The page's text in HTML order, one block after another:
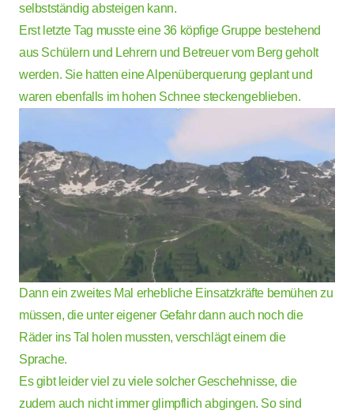
selbstständig absteigen kann.
Erst letzte Tag musste eine 36 köpfige Gruppe bestehend
aus Schülern und Lehrern und Betreuer vom Berg geholt
werden. Sie hatten eine Alpenüberquerung geplant und
waren ebenfalls im hohen Schnee steckengeblieben.
Dann ein zweites Mal erhebliche Einsatzkräfte bemühen zu
müssen, die unter eigener Gefahr dann auch noch die
Räder ins Tal holen mussten, verschlägt einem die
Sprache.
Es gibt leider viel zu viele solcher Geschehnisse, die
zudem auch nicht immer glimpflich abgingen. So sind